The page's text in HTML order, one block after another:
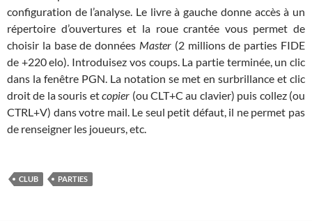
configuration de l’analyse. Le livre à gauche donne accès à un
répertoire d’ouvertures et la roue crantée vous permet de
choisir la base de données Master (2 millions de parties FIDE
de +220 elo). Introduisez vos coups. La partie terminée, un clic
dans la fenêtre PGN. La notation se met en surbrillance et clic
droit de la souris etcopier (ou CLT+C au clavier) puis collez (ou
CTRL+V) dans votre mail. Le seul petit défaut, il ne permet pas
de renseigner les joueurs, etc.
CLUB PARTIES